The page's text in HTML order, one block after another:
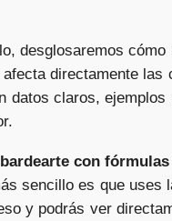
desglosaremos cómo
directamente las
datos claros,
con
sencillo es que uses
y podrás ver